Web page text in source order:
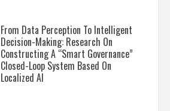
From Data Perception To Intelligent
Decision-Making: Research On
Constructing A “Smart Governance”
Closed-Loop System Based On
Localized AI